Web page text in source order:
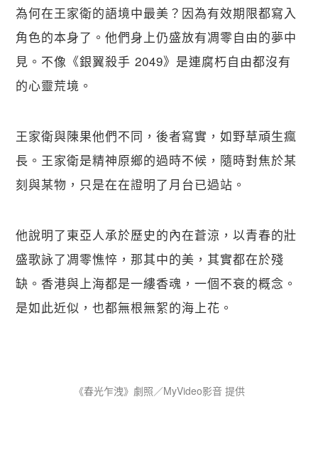
為何在王家衛的語境中最美？因為有效期限都寫入
角色的本身了。他們身上仍盛放有凋零自由的夢中
見。不像《銀翼殺手 2049》是連腐朽自由都沒有
的心靈荒境。
王家衛與陳果他們不同，後者寫實，如野草頑生瘋
長。王家衛是精神原鄉的過時不候，隨時對焦於某
刻與某物，只是在在證明了月台已過站。
他說明了東亞人承於歷史的內在蒼涼，以青春的壯
盛歌詠了凋零憔悴，那其中的美，其實都在於殘
缺。香港與上海都是一縷香魂，一個不衰的概念。
是如此近似，也都無根無絮的海上花。
《春光乍洩》劇照／MyVideo影音 提供